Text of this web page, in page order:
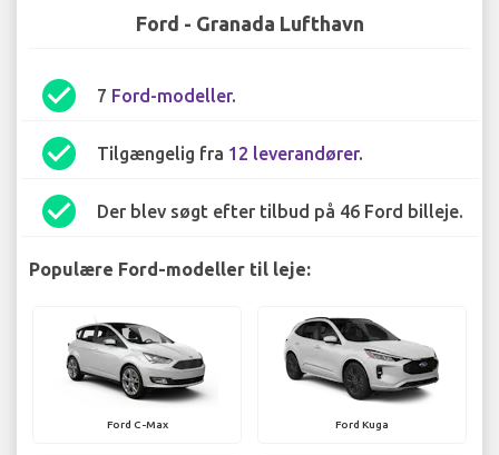
Ford - Granada Lufthavn
check_circle 7 Ford-modeller.
check_circle Tilgængelig fra 12 leverandører.
check_circle Der blev søgt efter tilbud på 46 Ford billeje.
Populære Ford-modeller til leje:
Ford C-Max Ford Kuga